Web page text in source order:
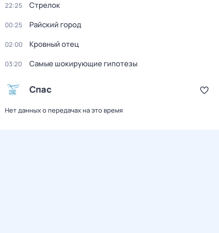
22:25 Стрелок
00:25 Райский город
02:00 Кровный отец
03:20 Самые шoкиpующие гипотезы
Спас
Нет данных о передачах на это время